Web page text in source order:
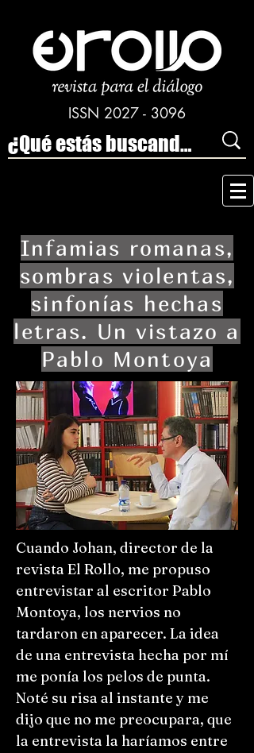
ISSN 2027 - 3096
Infamias romanas,
sombras violentas,
sinfonías hechas
letras. Un vistazo a
Pablo Montoya
Cuando Johan, director de la
revista El Rollo, me propuso
entrevistar al escritor Pablo
Montoya, los nervios no
tardaron en aparecer. La idea
de una entrevista hecha por mí
me ponía los pelos de punta.
Noté su risa al instante y me
dijo que no me preocupara, que
la entrevista la haríamos entre